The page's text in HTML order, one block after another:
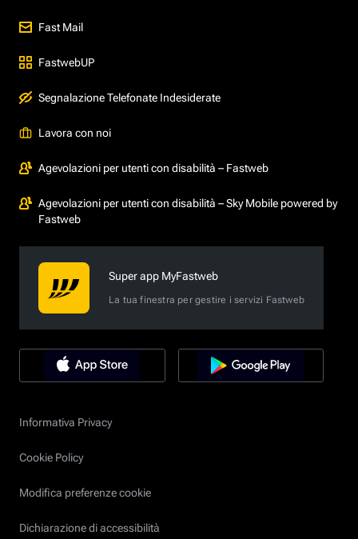
Fast Mail
FastwebUP
Segnalazione Telefonate Indesiderate
Lavora con noi
Agevolazioni per utenti con disabilità – Fastweb
Agevolazioni per utenti con disabilità – Sky Mobile powered by
Fastweb
Super app MyFastweb
La tua finestra per gestire i servizi Fastweb
Informativa Privacy
Cookie Policy
Modifica preferenze cookie
Dichiarazione di accessibilità